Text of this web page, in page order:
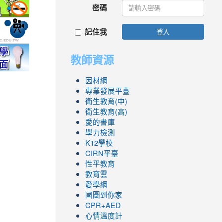
school_index.aspx?
cooler/default.aspx
green-http://mod.tyc.edu.tw/
link
to
https://exam.tcte.edu.tw/tbt_html/
https://reurl.cc/GmMWYG
https://reurl.cc/pgQORQ
https://airtw.epa.gov.tw/
https://168.motc.gov.tw/theme/safemonth/
密碼
記住我 登入
教師資源
因材網
專業發展平臺
衛生教育(中)
衛生教育(高)
愛的書庫
學力檢測
K12學校
CIRN平臺
性平教育
教育雲
愛學網
國圖到你家
CPR+AED
心情溫度計